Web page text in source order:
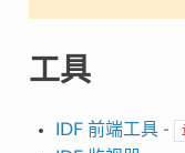
工具
IDF 前端工具 -